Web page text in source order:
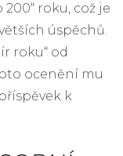
roku, což je
úspěchů.
roku“ od
ocenění mu
k